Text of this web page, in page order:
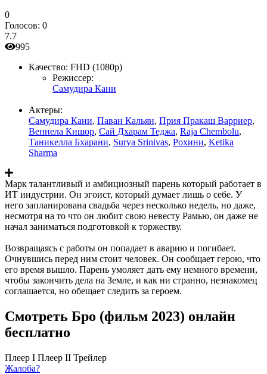
0
Голосов: 0
7.7
995
Качество: FHD (1080p)
Режиссер:
Самудира Кани
Актеры:
Самудира Кани, Паван Кальян, Прия Пракаш Варриер,
Веннела Кишор, Сай Дхарам Теджа, Raja Chembolu,
Таникелла Бхарани, Surya Srinivas, Рохини, Ketika
Sharma
Марк талантливый и амбициозный парень который работает в
ИТ индустрии. Он эгоист, который думает лишь о себе. У
него запланирована свадьба через несколько недель, но даже,
несмотря на то что он любит свою невесту Рамью, он даже не
начал заниматься подготовкой к торжеству.
Возвращаясь с работы он попадает в аварию и погибает.
Очнувшись перед ним стоит человек. Он сообщает герою, что
его время вышло. Парень умоляет дать ему немного времени,
чтобы закончить дела на Земле, и как ни странно, незнакомец
соглашается, но обещает следить за героем.
Смотреть Бро (фильм 2023) онлайн
бесплатно
Плеер I Плеер II Трейлер
Жалоба?